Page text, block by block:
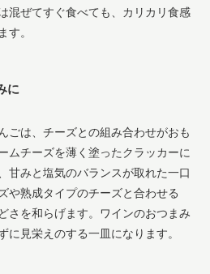
混ぜてすぐ食べても、カリカリ食感
す。
に
ごは、チーズとの組み合わせがおも
ムチーズを薄く塗ったクラッカーに
甘みと塩気のバランスが取れた一口
や熟成タイプのチーズと合わせる
さを和らげます。ワインのおつまみ
に見栄えのする一皿になります。